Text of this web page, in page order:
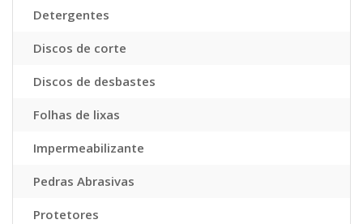
Detergentes
Discos de corte
Discos de desbastes
Folhas de lixas
Impermeabilizante
Pedras Abrasivas
Protetores